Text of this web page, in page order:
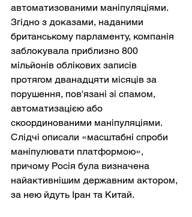
автоматизованими маніпуляціями.
Згідно з доказами, наданими
британському парламенту, компанія
заблокувала приблизно 800
мільйонів облікових записів
протягом дванадцяти місяців за
порушення, пов'язані зі спамом,
автоматизацією або
скоординованими маніпуляціями.
Слідчі описали «масштабні спроби
маніпулювати платформою»,
причому Росія була визначена
найактивнішим державним актором,
за нею йдуть Іран та Китай.